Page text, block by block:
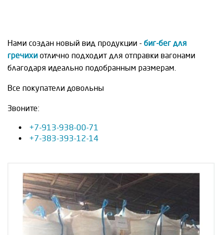
Нами создан новый вид продукции - биг-бег для
гречихи отлично подходит для отправки вагонами
благодаря идеально подобранным размерам.
Все покупатели довольны
Звоните:
+7-913-938-00-71
+7-383-393-12-14